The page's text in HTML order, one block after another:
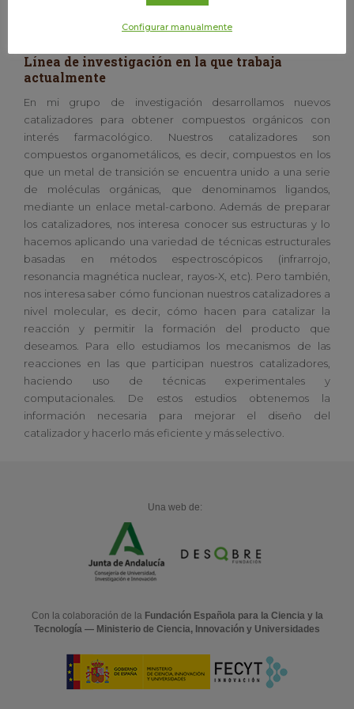
Línea de investigación en la que trabaja
actualmente
En mi grupo de investigación desarrollamos nuevos
catalizadores para obtener compuestos orgánicos con
interés farmacológico. Nuestros catalizadores son
compuestos organometálicos, es decir, compuestos en los
que un metal de transición se encuentra unido a una serie
de moléculas orgánicas, que denominamos ligandos,
mediante un enlace metal-carbono. Además de preparar
los catalizadores, nos interesa conocer sus estructuras y lo
hacemos aplicando una variedad de técnicas estructurales
basadas en métodos espectroscópicos (infrarrojo,
resonancia magnética nuclear, rayos-X, etc). Pero también,
nos interesa saber cómo funcionan nuestros catalizadores a
nivel molecular, es decir, cómo hacen para catalizar la
reacción y permitir la formación del producto que
deseamos. Para ello estudiamos los mecanismos de las
reacciones en las que participan nuestros catalizadores,
haciendo uso de técnicas experimentales y
computacionales. De estos estudios obtenemos la
información necesaria para mejorar el diseño del
catalizador y hacerlo más eficiente y más selectivo.
Una web de:
Con la colaboración de la Fundación Española para la Ciencia y la
Tecnología — Ministerio de Ciencia, Innovación y Universidades
Configurar manualmente